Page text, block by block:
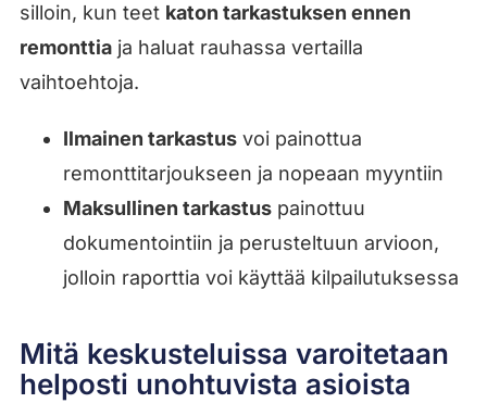
silloin, kun teet katon tarkastuksen ennen
remonttiaja haluat rauhassa vertailla
vaihtoehtoja.
Ilmainen tarkastusvoi painottua
remonttitarjoukseen ja nopeaan myyntiin
Maksullinen tarkastuspainottuu
dokumentointiin ja perusteltuun arvioon,
jolloin raporttia voi käyttää kilpailutuksessa
Mitä keskusteluissa varoitetaan
helposti unohtuvista asioista